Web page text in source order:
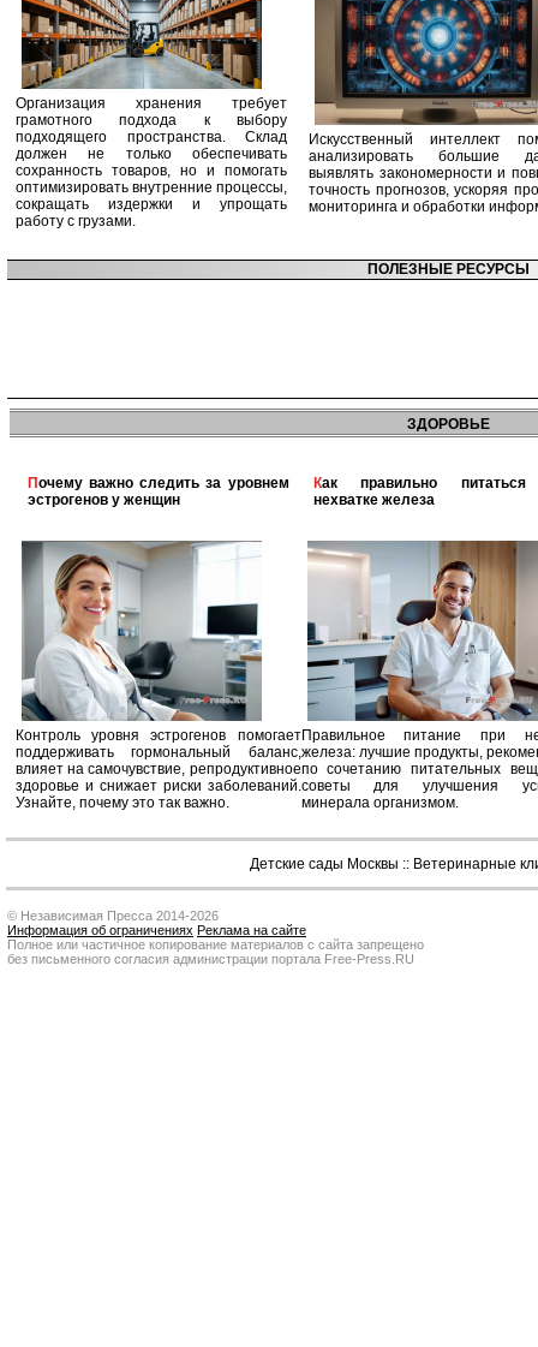
Организация хранения требует
грамотного подхода к выбору
подходящего пространства. Склад
должен не только обеспечивать
сохранность товаров, но и помогать
оптимизировать внутренние процессы,
сокращать издержки и упрощать
работу с грузами.
Искусственный интеллект
анализировать большие
выявлять закономерности и
точность прогнозов, ускоряя
мониторинга и обработки
ПОЛЕЗНЫЕ РЕСУРСЫ
ЗДОРОВЬЕ
Почему важно следить за уровнем
эстрогенов у женщин
Контроль уровня эстрогенов помогает
поддерживать гормональный баланс,
влияет на самочувствие, репродуктивное
здоровье и снижает риски заболеваний.
Узнайте, почему это так важно.
Как правильно питаться при
нехватке железа
Правильное питание при
железа: лучшие продукты,
по сочетанию питательных
советы для улучшения
минерала организмом.
Детские сады Москвы :: Ветеринарные
© Независимая Пресса 2014-2026
Информация об ограничениях Реклама на сайте
Полное или частичное копирование материалов с сайта запрещено
без письменного согласия администрации портала Free-Press.RU